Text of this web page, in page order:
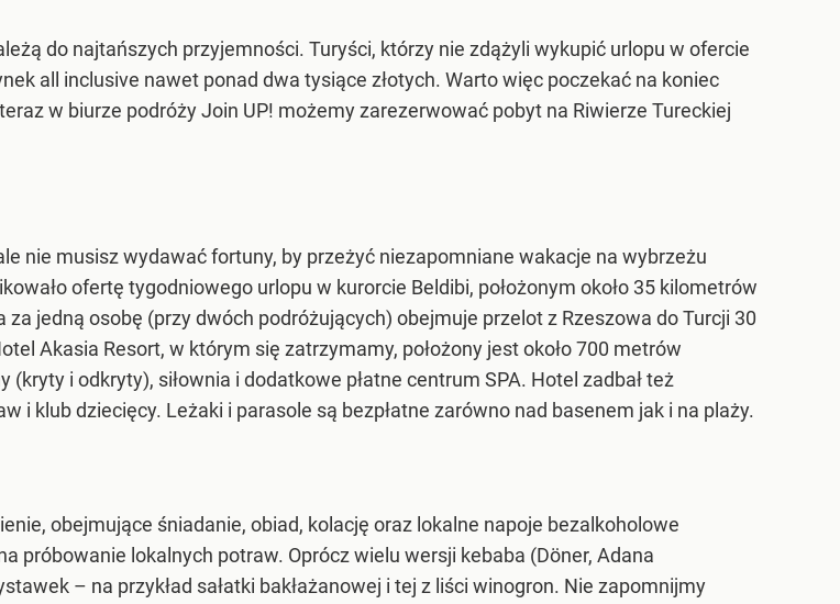
do najtańszych przyjemności. Turyści, którzy nie zdążyli wykupić urlopu w ofercie
all inclusive nawet ponad dwa tysiące złotych. Warto więc poczekać na koniec
w biurze podróży Join UP! możemy zarezerwować pobyt na Riwierze Tureckiej
nie musisz wydawać fortuny, by przeżyć niezapomniane wakacje na wybrzeżu
ofertę tygodniowego urlopu w kurorcie Beldibi, położonym około 35 kilometrów
za jedną osobę (przy dwóch podróżujących) obejmuje przelot z Rzeszowa do Turcji 30
Akasia Resort, w którym się zatrzymamy, położony jest około 700 metrów
i odkryty), siłownia i dodatkowe płatne centrum SPA. Hotel zadbał też
i klub dziecięcy. Leżaki i parasole są bezpłatne zarówno nad basenem jak i na plaży.
obejmujące śniadanie, obiad, kolację oraz lokalne napoje bezalkoholowe
próbowanie lokalnych potraw. Oprócz wielu wersji kebaba (Döner, Adana
– na przykład sałatki bakłażanowej i tej z liści winogron. Nie zapomnijmy